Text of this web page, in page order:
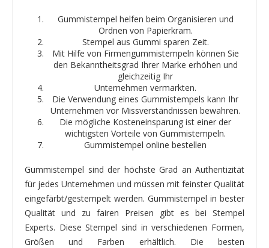
Gummistempel helfen beim Organisieren und
Ordnen von Papierkram.
Stempel aus Gummi sparen Zeit.
Mit Hilfe von Firmengummistempeln können Sie
den Bekanntheitsgrad Ihrer Marke erhöhen und
gleichzeitig Ihr
Unternehmen vermarkten.
Die Verwendung eines Gummistempels kann Ihr
Unternehmen vor Missverständnissen bewahren.
Die mögliche Kosteneinsparung ist einer der
wichtigsten Vorteile von Gummistempeln.
Gummistempel online bestellen
Gummistempel sind der höchste Grad an Authentizität
für jedes Unternehmen und müssen mit feinster Qualität
eingefärbt/gestempelt werden. Gummistempel in bester
Qualität und zu fairen Preisen gibt es bei Stempel
Experts. Diese Stempel sind in verschiedenen Formen,
Größen und Farben erhältlich. Die besten